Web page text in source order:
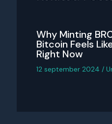
Why Minting
Bitcoin Feels
Right Now
12 september 2024 /